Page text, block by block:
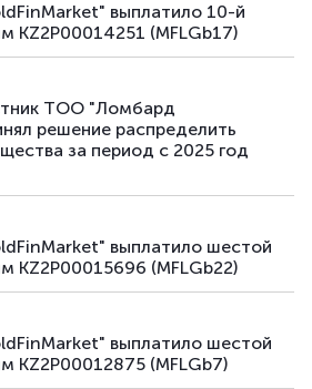
выплатило 10-й
KZ2P00014251 (MFLGb17)
ТОО "Ломбард
решение распределить
за период с 2025 год
выплатило шестой
KZ2P00015696 (MFLGb22)
выплатило шестой
KZ2P00012875 (MFLGb7)